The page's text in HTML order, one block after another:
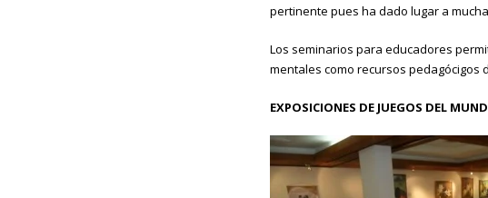
pertinente pues ha dado lugar a
Los seminarios para educadores
mentales como recursos pedagócigos
EXPOSICIONES DE JUEGOS DEL